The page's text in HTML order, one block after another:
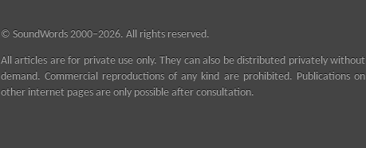
© SoundWords2000–2026. All rights reserved.
All articles are for private use only. They can also be distributed privately without
demand. Commercial reproductions of any kind are prohibited. Publications on
other internet pages are only possible after consultation.